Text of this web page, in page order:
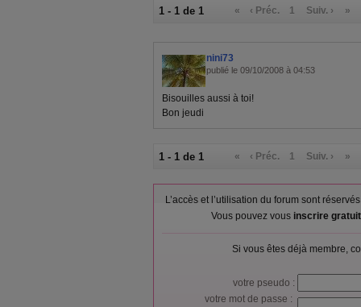
1 - 1 de 1 « ‹ Préc. 1 Suiv. › »
nini73
publié le 09/10/2008 à 04:53
Bisouilles aussi à toi!
Bon jeudi
1 - 1 de 1 « ‹ Préc. 1 Suiv. › »
L’accès et l’utilisation du forum sont
Vous pouvez vous inscrire
Si vous êtes déjà membre,
votre pseudo :
votre mot de passe :